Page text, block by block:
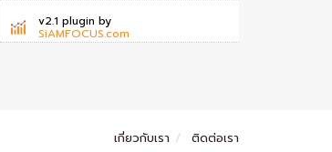
v2.1 plugin by
SiAMFOCUS.com
เกี่ยวกับเรา ติดต่อเรา